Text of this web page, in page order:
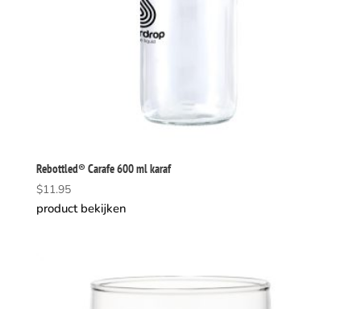
Rebottled® Carafe 600 ml karaf
$11.95
product bekijken